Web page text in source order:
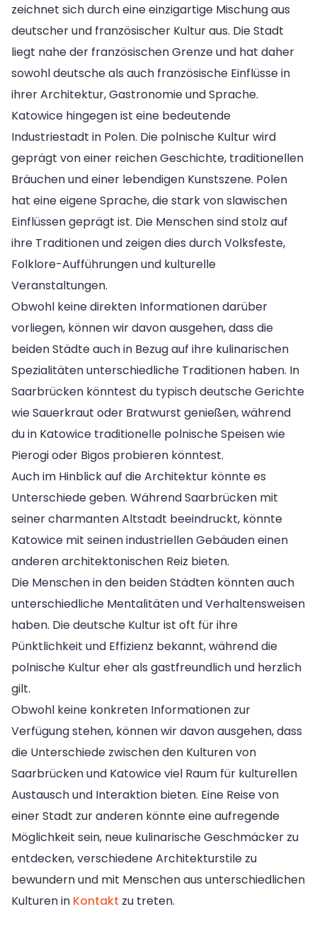
zeichnet sich durch eine einzigartige Mischung aus
deutscher und französischer Kultur aus. Die Stadt
liegt nahe der französischen Grenze und hat daher
sowohl deutsche als auch französische Einflüsse in
ihrer Architektur, Gastronomie und Sprache.
Katowice hingegen ist eine bedeutende
Industriestadt in Polen. Die polnische Kultur wird
geprägt von einer reichen Geschichte, traditionellen
Bräuchen und einer lebendigen Kunstszene. Polen
hat eine eigene Sprache, die stark von slawischen
Einflüssen geprägt ist. Die Menschen sind stolz auf
ihre Traditionen und zeigen dies durch Volksfeste,
Folklore-Aufführungen und kulturelle
Veranstaltungen.
Obwohl keine direkten Informationen darüber
vorliegen, können wir davon ausgehen, dass die
beiden Städte auch in Bezug auf ihre kulinarischen
Spezialitäten unterschiedliche Traditionen haben. In
Saarbrücken könntest du typisch deutsche Gerichte
wie Sauerkraut oder Bratwurst genießen, während
du in Katowice traditionelle polnische Speisen wie
Pierogi oder Bigos probieren könntest.
Auch im Hinblick auf die Architektur könnte es
Unterschiede geben. Während Saarbrücken mit
seiner charmanten Altstadt beeindruckt, könnte
Katowice mit seinen industriellen Gebäuden einen
anderen architektonischen Reiz bieten.
Die Menschen in den beiden Städten könnten auch
unterschiedliche Mentalitäten und Verhaltensweisen
haben. Die deutsche Kultur ist oft für ihre
Pünktlichkeit und Effizienz bekannt, während die
polnische Kultur eher als gastfreundlich und herzlich
gilt.
Obwohl keine konkreten Informationen zur
Verfügung stehen, können wir davon ausgehen, dass
die Unterschiede zwischen den Kulturen von
Saarbrücken und Katowice viel Raum für kulturellen
Austausch und Interaktion bieten. Eine Reise von
einer Stadt zur anderen könnte eine aufregende
Möglichkeit sein, neue kulinarische Geschmäcker zu
entdecken, verschiedene Architekturstile zu
bewundern und mit Menschen aus unterschiedlichen
Kulturen in Kontakt zu treten.